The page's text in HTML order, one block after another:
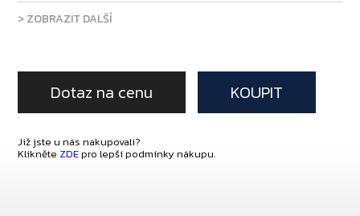
> ZOBRAZIT DALŠÍ
Dotaz na cenu KOUPIT
Již jste u nás nakupovali?
Klikněte ZDEpro lepší podmínky nákupu.